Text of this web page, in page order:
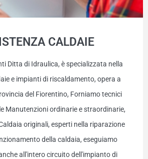
CALDAIE
Ditta di Idraulica, è specializzata nella
e impianti di riscaldamento, opera a
del Fiorentino, Forniamo tecnici
Manutenzioni ordinarie e straordinarie,
originali, esperti nella riparazione
della caldaia, eseguiamo
all'intero circuito dell'impianto di